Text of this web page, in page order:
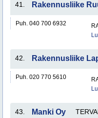
41. Rakennusliike
Puh. 040 700 6932
42. Rakennusliike
Puh. 020 770 5610
43. Manki Oy